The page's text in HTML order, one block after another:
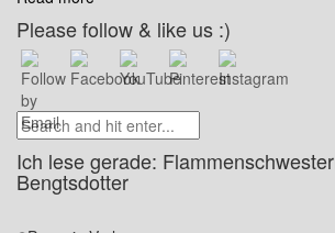
Please follow & like us :)
Ich lese gerade:
Bengtsdotter